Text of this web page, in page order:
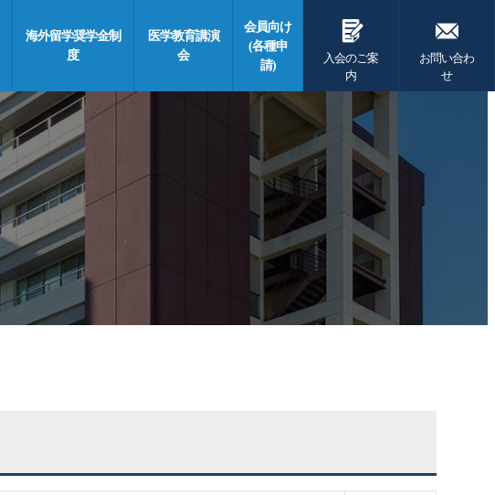
海外留学奨学金制
度
医学教育講演
会
会員向け
(各種申
請)
G
入会のご案
内
F
お問い合わ
せ